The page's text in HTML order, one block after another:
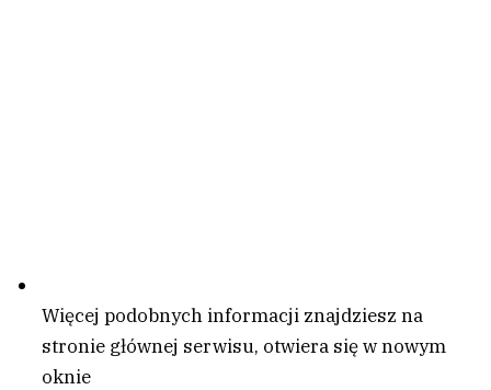
Więcej podobnych informacji znajdziesz na
stronie głównej serwisu, otwiera się w nowym
oknie